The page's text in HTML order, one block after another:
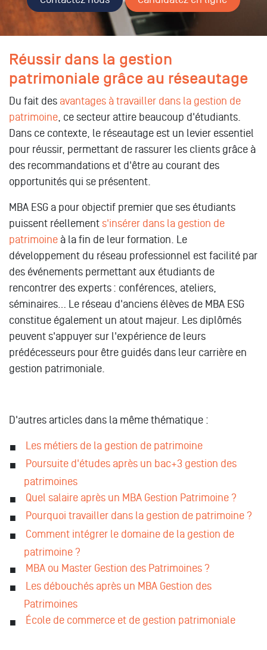
Réussir dans la gestion
patrimoniale grâce au réseautage
Du fait des avantages à travailler dans la gestion de
patrimoine , ce secteur attire beaucoup d'étudiants.
Dans ce contexte, le réseautage est un levier essentiel
pour réussir, permettant de rassurer les clients grâce à
des recommandations et d'être au courant des
opportunités qui se présentent.
MBA ESG a pour objectif premier que ses étudiants
puissent réellement s'insérer dans la gestion de
patrimoine à la fin de leur formation. Le
développement du réseau professionnel est facilité par
des événements permettant aux étudiants de
rencontrer des experts : conférences, ateliers,
séminaires… Le réseau d'anciens élèves de MBA ESG
constitue également un atout majeur. Les diplômés
peuvent s'appuyer sur l'expérience de leurs
prédécesseurs pour être guidés dans leur carrière en
gestion patrimoniale.
D'autres articles dans la même thématique :
Les métiers de la gestion de patrimoine
Poursuite d'études après un bac+3 gestion des
patrimoines
Quel salaire après un MBA Gestion Patrimoine ?
Pourquoi travailler dans la gestion de patrimoine ?
Comment intégrer le domaine de la gestion de
patrimoine ?
MBA ou Master Gestion des Patrimoines ?
Les débouchés après un MBA Gestion des
Patrimoines
École de commerce et de gestion patrimoniale